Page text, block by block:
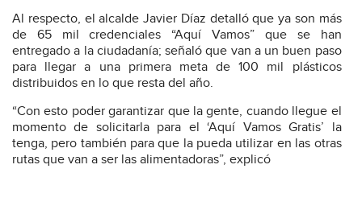
Al respecto, el alcalde Javier Díaz detalló que ya son más
de 65 mil credenciales “Aquí Vamos” que se han
entregado a la ciudadanía; señaló que van a un buen paso
para llegar a una primera meta de 100 mil plásticos
distribuidos en lo que resta del año.
“Con esto poder garantizar que la gente, cuando llegue el
momento de solicitarla para el ‘Aquí Vamos Gratis’ la
tenga, pero también para que la pueda utilizar en las otras
rutas que van a ser las alimentadoras”, explicó